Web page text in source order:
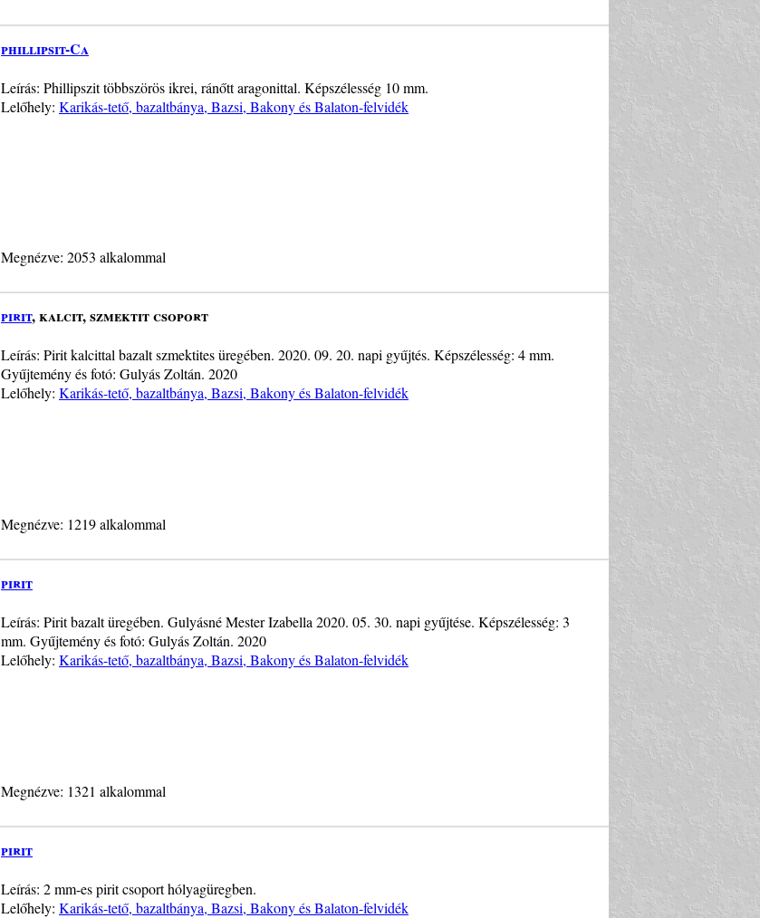
phillipsit-Ca
Leírás: Phillipszit többszörös ikrei, ránőtt aragonittal. Képszélesség 10 mm.
Lelőhely: Karikás-tető, bazaltbánya, Bazsi, Bakony és Balaton-felvidék
Megnézve: 2053 alkalommal
pirit, kalcit, szmektit csoport
Leírás: Pirit kalcittal bazalt szmektites üregében. 2020. 09. 20. napi gyűjtés. Képszélesség: 4 mm.
Gyűjtemény és fotó: Gulyás Zoltán. 2020
Lelőhely: Karikás-tető, bazaltbánya, Bazsi, Bakony és Balaton-felvidék
Megnézve: 1219 alkalommal
pirit
Leírás: Pirit bazalt üregében. Gulyásné Mester Izabella 2020. 05. 30. napi gyűjtése. Képszélesség: 3
mm. Gyűjtemény és fotó: Gulyás Zoltán. 2020
Lelőhely: Karikás-tető, bazaltbánya, Bazsi, Bakony és Balaton-felvidék
Megnézve: 1321 alkalommal
pirit
Leírás: 2 mm-es pirit csoport hólyagüregben.
Lelőhely: Karikás-tető, bazaltbánya, Bazsi, Bakony és Balaton-felvidék